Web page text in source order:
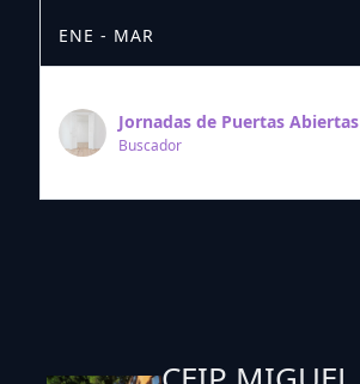
ENE - MAR
Jornadas de Puertas Abiertas
Buscador